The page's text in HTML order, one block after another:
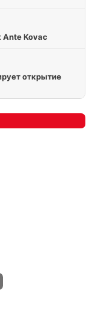
Ante Kovac
открытие